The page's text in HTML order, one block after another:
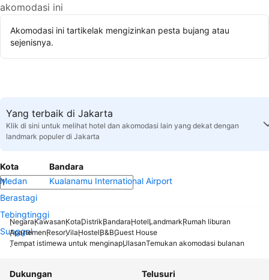
akomodasi ini
Akomodasi ini tartikelak mengizinkan pesta bujang atau
sejenisnya.
Yang terbaik di Jakarta
Klik di sini untuk melihat hotel dan akomodasi lain yang dekat dengan
landmark populer di Jakarta
Kota
Medan
Berastagi
Tebingtinggi
Sunggal
Bandara
Kualanamu International Airport
NegaraKawasanKotaDistrikBandaraHotelLandmarkRumah liburan
ApartemenResorVilaHostelB&BGuest House
Tempat istimewa untuk menginapUlasanTemukan akomodasi bulanan
Dukungan
Telusuri